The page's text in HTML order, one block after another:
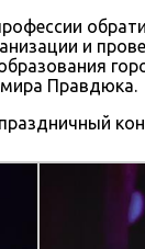
и
Правдюка.